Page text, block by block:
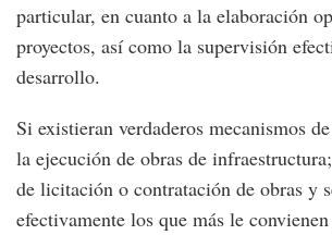
particular, en cuanto a la elaboración
proyectos, así como la supervisión
desarrollo.
Si existieran verdaderos mecanismos
la ejecución de obras de
de licitación o contratación de obras y
efectivamente los que más le